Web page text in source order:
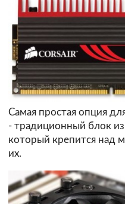
Самая простая опция
- традиционный блок из
который крепится над
их.